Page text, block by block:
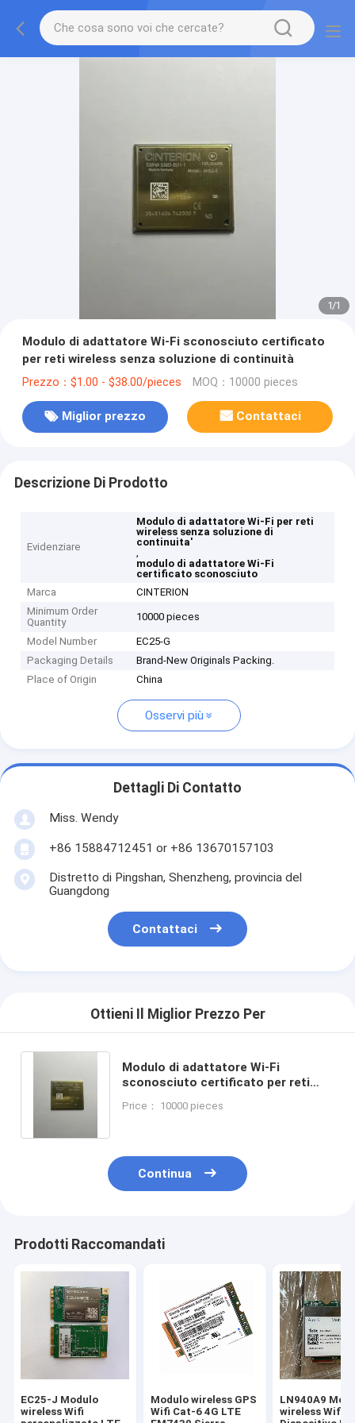
1/1
Modulo di adattatore Wi-Fi sconosciuto certificato
per reti wireless senza soluzione di continuità
Prezzo：$1.00 - $38.00/pieces MOQ：10000 pieces
Miglior prezzo Contattaci
Descrizione Di Prodotto
Evidenziare
Modulo di adattatore Wi-Fi per reti
wireless senza soluzione di
continuita'
,
modulo di adattatore Wi-Fi
certificato sconosciuto
Marca
CINTERION
Minimum Order
Quantity
10000 pieces
Model Number
EC25-G
Packaging Details
Brand-New Originals Packing.
Place of Origin
China
Osservi più
Dettagli Di Contatto
Miss. Wendy
+86 15884712451 or +86 13670157103
Distretto di Pingshan, Shenzheng, provincia del
Guangdong
Contattaci
Ottieni Il Miglior Prezzo Per
Modulo di adattatore Wi-Fi
sconosciuto certificato per reti
continuità
Price： 10000 pieces
Continua
Prodotti Raccomandati
EC25-J Modulo
wireless Wifi
Modulo wireless GPS
Wifi Cat-6 4G LTE
LN940A9
wireless Wifi